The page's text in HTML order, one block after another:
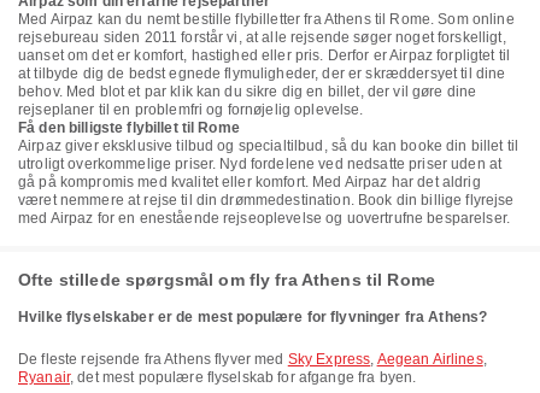
Med Airpaz kan du nemt bestille flybilletter fra Athens til Rome. Som online
rejsebureau siden 2011 forstår vi, at alle rejsende søger noget forskelligt,
uanset om det er komfort, hastighed eller pris. Derfor er Airpaz forpligtet til
at tilbyde dig de bedst egnede flymuligheder, der er skræddersyet til dine
behov. Med blot et par klik kan du sikre dig en billet, der vil gøre dine
rejseplaner til en problemfri og fornøjelig oplevelse.
Få den billigste flybillet til Rome
Airpaz giver eksklusive tilbud og specialtilbud, så du kan booke din billet til
utroligt overkommelige priser. Nyd fordelene ved nedsatte priser uden at
gå på kompromis med kvalitet eller komfort. Med Airpaz har det aldrig
været nemmere at rejse til din drømmedestination. Book din billige flyrejse
med Airpaz for en enestående rejseoplevelse og uovertrufne besparelser.
Ofte stillede spørgsmål om fly fra Athens til Rome
Hvilke flyselskaber er de mest populære for flyvninger fra Athens?
De fleste rejsende fra Athens flyver med Sky Express, Aegean Airlines,
Ryanair, det mest populære flyselskab for afgange fra byen.